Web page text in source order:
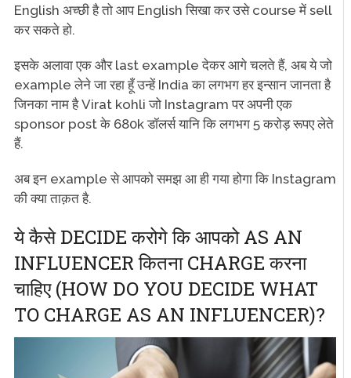
English अच्छी है तो आप English सिखा कर उसे course में sell
कर सकते हो.
इसके अलावा एक और last example देकर आगे चलते हैं, अब ये जो
example लेने जा रहा हूँ उन्हें India का लगभग हर इन्सान जानता है
जिनका नाम है Virat kohli जो Instagram पर अपनी एक
sponsor post के 680k डॉलर्स यानि कि लगभग 5 करोड़ रूपए लेते
हैं.
अब इन example से आपको समझ आ ही गया होगा कि Instagram
की क्या ताक़त है.
ये कैसे DECIDE करोगे कि आपको AS AN
INFLUENCER कितना CHARGE करना
चाहिए (HOW DO YOU DECIDE WHAT
TO CHARGE AS AN INFLUENCER)?